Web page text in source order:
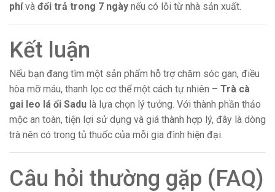
phívà đổi trả trong 7 ngày nếu có lỗi từ nhà sản xuất.
Kết luận
Nếu bạn đang tìm một sản phẩm hỗ trợ chăm sóc gan, điều
hòa mỡ máu, thanh lọc cơ thể một cách tự nhiên – Trà cà
gai leo lá ổi Sadu là lựa chọn lý tưởng. Với thành phần thảo
mộc an toàn, tiện lợi sử dụng và giá thành hợp lý, đây là dòng
trà nên có trong tủ thuốc của mỗi gia đình hiện đại.
Câu hỏi thường gặp (FAQ)